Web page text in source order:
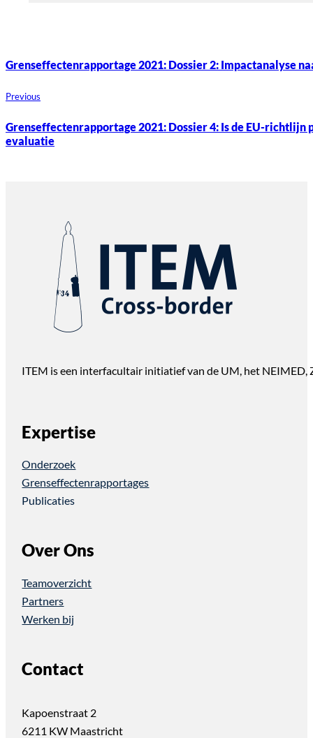
Previous
Grenseffectenrapportage 2021: Dossier 2: Impactanalyse
Grenseffectenrapportage 2021: Dossier 4: Is de EU-richtlijn
evaluatie
ITEM is een interfacultair initiatief van de UM, het NEIMED,
Expertise
Onderzoek
Grenseffectenrapportages
Publicaties
Over Ons
Teamoverzicht
Partners
Werken bij
Contact
Kapoenstraat 2
6211 KW Maastricht